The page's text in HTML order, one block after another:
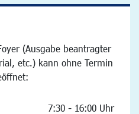
(Ausgabe beantragter
etc.) kann ohne Termin
7:30 - 16:00 Uhr